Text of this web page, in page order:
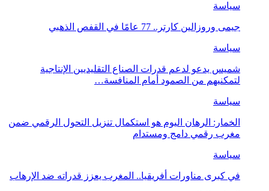
سياسة
جيمى وروزالين كارتر.. 77 عامًا في القفص الذهبي
سياسة
شميس يدعو لدعم قدرات الصناع التقليديين الإنتاجية
لتمكنيهم من الصمود أمام المنافسة…
سياسة
الخمار: الرهان اليوم هو استكمال تنزيل التحول الرقمي ضمن
مغرب رقمي دامج ومستدام
سياسة
في كبرى مناورات أفريقيا.. المغرب يعزز قدراته ضد الإرهاب